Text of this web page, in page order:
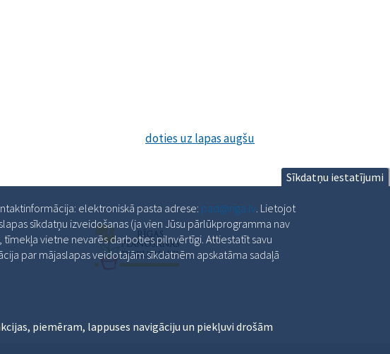
doties uz lapas augšu
Sīkdatņu iestatījumi
elektroniskā pasta adrese: pad@riga.lv. Lietojot
sīkdatņu izveidošanas (ja vien Jūsu pārlūkprogramma nav
vietne nevarēs darboties pilnvērtīgi. Attiestatīt savu
par mājaslapas veidotajām sīkdatnēm apskatāma sadaļā
piemēram, lappuses navigāciju un piekļuvi drošām